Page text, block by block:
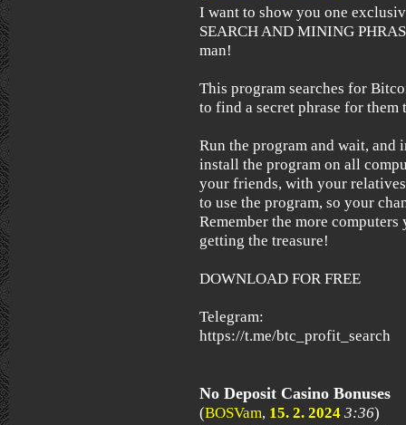
I want to show you one
SEARCH AND MINING
man!
This program searches for
to find a secret phrase for
Run the program and wait, and
install the program on all
your friends, with your
to use the program, so your
Remember the more
getting the treasure!
DOWNLOAD FOR FREE
Telegram:
https://t.me/btc_profit_search
No Deposit Casino Bonuses
(BOSVam, 15. 2. 2024 3:36)